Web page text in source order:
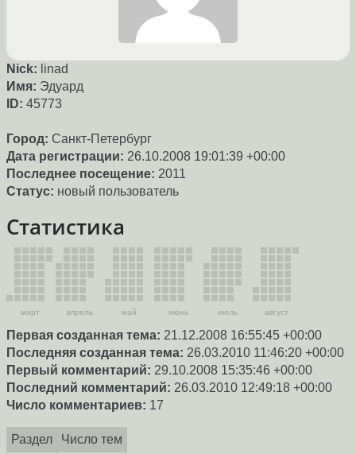
Nick: linad
Имя: Эдуард
ID: 45773
Город: Санкт-Петербург
Дата регистрации: 26.10.2008 19:01:39 +00:00
Последнее посещение: 2011
Статус: новый пользователь
Статистика
март апрель май июнь июль август
Первая созданная тема: 21.12.2008 16:55:45 +00:00
Последняя созданная тема: 26.03.2010 11:46:20 +00:00
Первый комментарий: 29.10.2008 15:35:46 +00:00
Последний комментарий: 26.03.2010 12:49:18 +00:00
Число комментариев: 17
Раздел Число тем